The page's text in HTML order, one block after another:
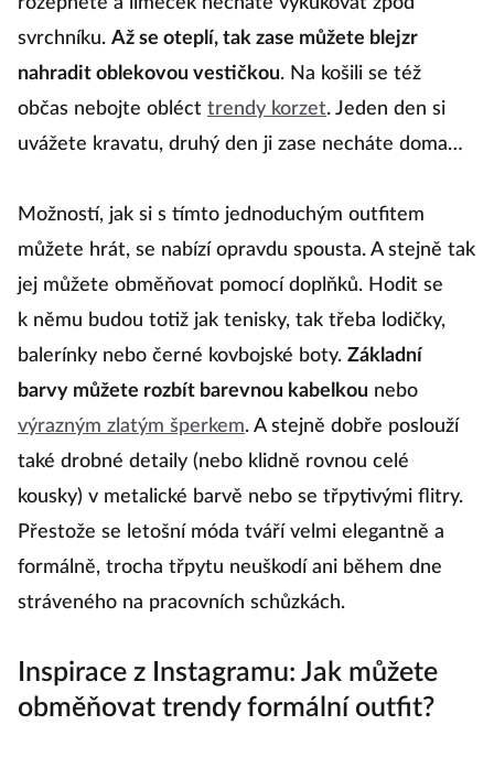
svrchníku. Až se oteplí, tak zase můžete blejzr
nahradit oblekovou vestičkou. Na košili se též
občas nebojte obléct trendy korzet. Jeden den si
uvážete kravatu, druhý den ji zase necháte doma…
Možností, jak si s tímto jednoduchým outfitem
můžete hrát, se nabízí opravdu spousta. A stejně tak
jej můžete obměňovat pomocí doplňků. Hodit se
k němu budou totiž jak tenisky, tak třeba lodičky,
balerínky nebo černé kovbojské boty. Základní
barvy můžete rozbít barevnou kabelkou nebo
výrazným zlatým šperkem. A stejně dobře poslouží
také drobné detaily (nebo klidně rovnou celé
kousky) v metalické barvě nebo se třpytivými flitry.
Přestože se letošní móda tváří velmi elegantně a
formálně, trocha třpytu neuškodí ani během dne
stráveného na pracovních schůzkách.
Inspirace z Instagramu: Jak můžete
obměňovat trendy formální outfit?